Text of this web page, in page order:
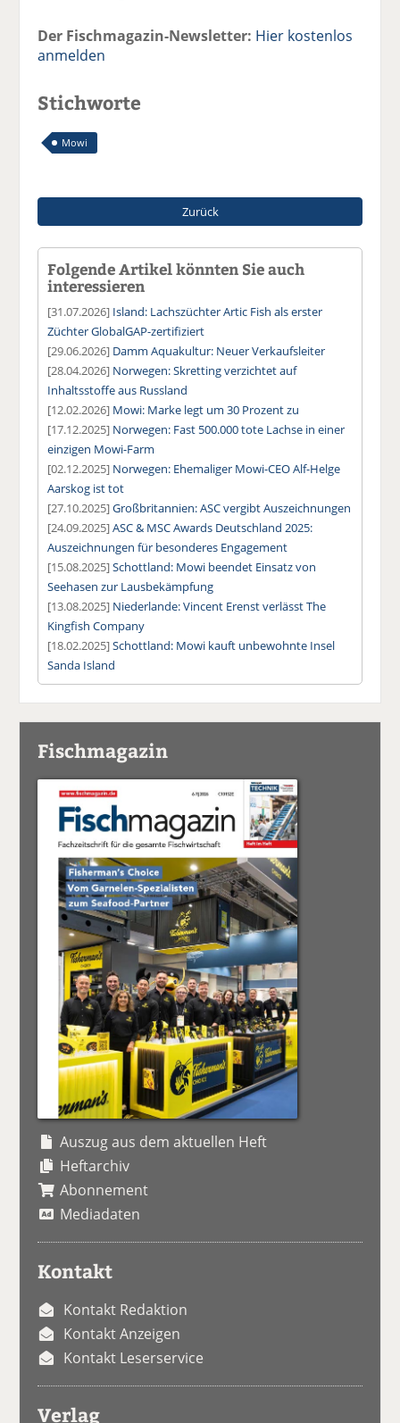
Der Fischmagazin-Newsletter: Hier kostenlos
anmelden
Stichworte
Mowi
Zurück
Folgende Artikel könnten Sie auch
interessieren
[31.07.2026] Island: Lachszüchter Artic Fish als erster
Züchter GlobalGAP-zertifiziert
[29.06.2026] Damm Aquakultur: Neuer Verkaufsleiter
[28.04.2026] Norwegen: Skretting verzichtet auf
Inhaltsstoffe aus Russland
[12.02.2026] Mowi: Marke legt um 30 Prozent zu
[17.12.2025] Norwegen: Fast 500.000 tote Lachse in einer
einzigen Mowi-Farm
[02.12.2025] Norwegen: Ehemaliger Mowi-CEO Alf-Helge
Aarskog ist tot
[27.10.2025]Großbritannien: ASC vergibt Auszeichnungen
[24.09.2025]ASC & MSC Awards Deutschland 2025:
Auszeichnungen für besonderes Engagement
[15.08.2025]Schottland: Mowi beendet Einsatz von
Seehasen zur Lausbekämpfung
[13.08.2025] Niederlande: Vincent Erenst verlässt The
Kingfish Company
[18.02.2025]Schottland: Mowi kauft unbewohnte Insel
Sanda Island
Fischmagazin
Auszug aus dem aktuellen Heft
Heftarchiv
Abonnement
Mediadaten
Kontakt
Kontakt Redaktion
Kontakt Anzeigen
Kontakt Leserservice
Verlag